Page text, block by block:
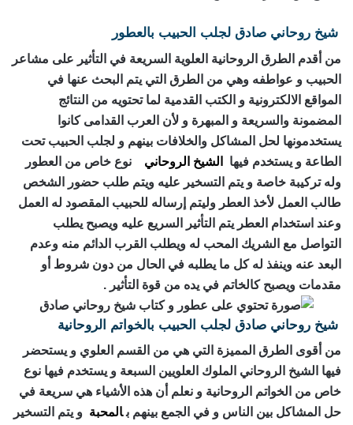
شيخ روحاني صادق لجلب الحبيب بالعطور
من أقدم الطرق الروحانية العلوية السريعة في التأثير على مشاعر
الحبيب و عواطفه وهي من الطرق التي يتم البحث عنها في
المواقع الالكترونية و الكتب القدمية لما تحتويه من النتائج
المضمونة والسريعة و المبهرة و لأن العرب القدامى كانوا
يستخدمونها لحل المشاكل والخلافات بينهم و لجلب الحبيب تحت
الطاعة و يستخدم فيها
الشيخ الروحاني
نوع خاص من العطور
وله تركيبة خاصة و يتم التسخير عليه ويتم طلب حضور الشخص
طالب العمل لأخذ العطر وليتم إرساله للحبيب المقصود له العمل
وعند استخدام العطر يتم التأثير السريع عليه ويصبح يطلب
التواصل مع الشريك المحب له ويطلب القرب الدائم منه وعدم
البعد عنه وينفذ له كل ما يطلبه في الحال من دون شروط أو
مقدمات ويصبح كالخاتم في يده من قوة التأثير .
شيخ روحاني صادق لجلب الحبيب بالخواتم الروحانية
من أقوى الطرق المميزة التي هي من القسم العلوي و يستحضر
فيها الشيخ الروحاني الملوك العلويين السبعة و يستخدم فيها نوع
خاص من الخواتم الروحانية و نعلم أن هذه الأشياء هي سريعة في
حل المشاكل بين الناس و في الجمع بينهم ب المحبة و يتم التسخير